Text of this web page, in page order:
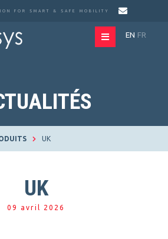
FOR SMART & SAFE MOBILITY
EN FR
UK
UK
09 avril 2026